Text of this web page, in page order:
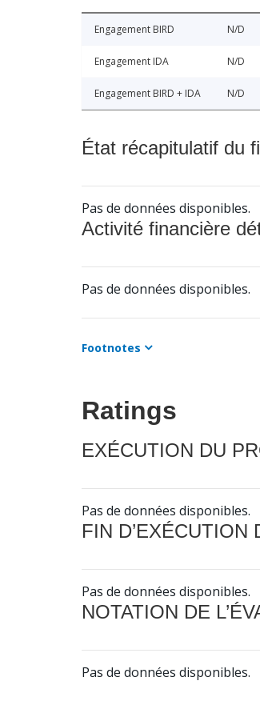
Engagement BIRD N/D
Engagement IDA N/D
Engagement BIRD + IDA N/D
État récapitulatif du
Pas de données disponibles.
Activité financière
Pas de données disponibles.
Footnotes
Ratings
EXÉCUTION DU
Pas de données disponibles.
FIN D’EXÉCUTION
Pas de données disponibles.
NOTATION DE
Pas de données disponibles.